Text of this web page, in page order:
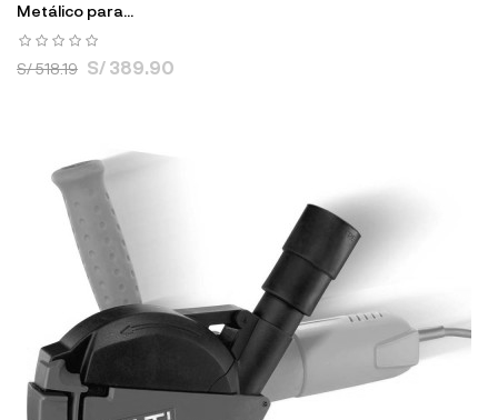
Metálico para...
S/ 518.19 S/ 389.90